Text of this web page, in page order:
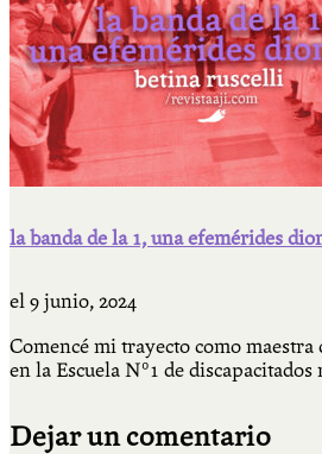
la banda de la 1, una efemérides
el 9 junio, 2024
Comencé mi trayecto como maestra
en la Escuela N°1 de discapacitados
Dejar un comentario